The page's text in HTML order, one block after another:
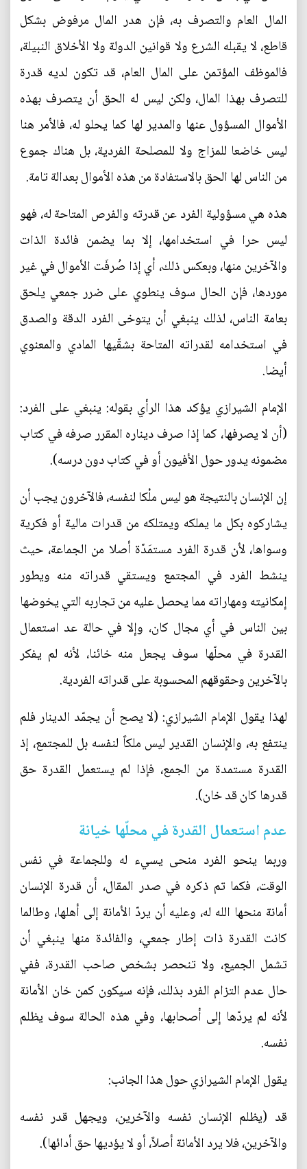
المال العام والتصرف به، فإن هدر المال مرفوض بشكل
قاطع، لا يقبله الشرع ولا قوانين الدولة ولا الأخلاق النبيلة،
فالموظف المؤتمن على المال العام، قد تكون لديه قدرة
للتصرف بهذا المال، ولكن ليس له الحق أن يتصرف بهذه
الأموال المسؤول عنها والمدير لها كما يحلو له، فالأمر هنا
ليس خاضعا للمزاج ولا للمصلحة الفردية، بل هناك جموع
من الناس لها الحق بالاستفادة من هذه الأموال بعدالة تامة.
هذه هي مسؤولية الفرد عن قدرته والفرص المتاحة له، فهو
ليس حرا في استخدامها، إلا بما يضمن فائدة الذات
والآخرين منها، وبعكس ذلك، أي إذا صُرفَت الأموال في غير
موردها، فإن الحال سوف ينطوي على ضرر جمعي يلحق
بعامة الناس، لذلك ينبغي أن يتوخى الفرد الدقة والصدق
في استخدامه لقدراته المتاحة بشقّيها المادي والمعنوي
أيضا.
الإمام الشيرازي يؤكد هذا الرأي بقوله: ينبغي على الفرد:
(أن لا يصرفها، كما إذا صرف ديناره المقرر صرفه في كتاب
مضمونه يدور حول الأفيون أو في كتاب دون درسه).
إن الإنسان بالنتيجة هو ليس ملْكا لنفسه، فالآخرون يجب أن
يشاركوه بكل ما يملكه ويمتلكه من قدرات مالية أو فكرية
وسواها، لأن قدرة الفرد مستمَدّة أصلا من الجماعة، حيث
ينشط الفرد في المجتمع ويستقي قدراته منه ويطور
إمكانيته ومهاراته مما يحصل عليه من تجاربه التي يخوضها
بين الناس في أي مجال كان، وإلا في حالة عد استعمال
القدرة في محلّها سوف يجعل منه خائنا، لأنه لم يفكر
بالآخرين وحقوقهم المحسوبة على قدراته الفردية.
لهذا يقول الإمام الشيرازي: (لا يصح أن يجمّد الدينار فلم
ينتفع به، والإنسان القدير ليس ملكاً لنفسه بل للمجتمع، إذ
القدرة مستمدة من الجمع، فإذا لم يستعمل القدرة حق
قدرها كان قد خان).
عدم استعمال القدرة في محلّها خيانة
وربما ينحو الفرد منحى يسيء له وللجماعة في نفس
الوقت، فكما تم ذكره في صدر المقال، أن قدرة الإنسان
أمانة منحها الله له، وعليه أن يردّ الأمانة إلى أهلها، وطالما
كانت القدرة ذات إطار جمعي، والفائدة منها ينبغي أن
تشمل الجميع، ولا تنحصر بشخص صاحب القدرة، ففي
حال عدم التزام الفرد بذلك، فإنه سيكون كمن خان الأمانة
لأنه لم يردّها إلى أصحابها، وفي هذه الحالة سوف يظلم
نفسه.
يقول الإمام الشيرازي حول هذا الجانب:
قد (يظلم الإنسان نفسه والآخرين، ويجهل قدر نفسه
والآخرين، فلا يرد الأمانة أصلاً، أو لا يؤديها حق أدائها).